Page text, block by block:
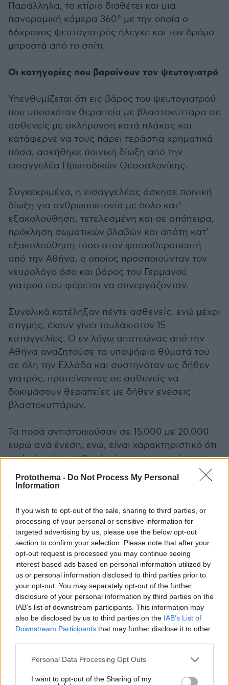
Protothema - Do Not Process My Personal
Information
If you wish to opt-out of the sale, sharing to third parties, or
processing of your personal or sensitive information for
targeted advertising by us, please use the below opt-out
section to confirm your selection. Please note that after your
opt-out request is processed you may continue seeing
interest-based ads based on personal information utilized by
us or personal information disclosed to third parties prior to
your opt-out. You may separately opt-out of the further
disclosure of your personal information by third parties on the
IAB’s list of downstream participants. This information may
also be disclosed by us to third parties on the IAB’s List of
Downstream Participants that may further disclose it to other
Please note that this website/app uses one or more Google
not limited to your visit or usage behaviour. You may click to
Personal Data Processing Opt Outs
I want to opt-out of the Sharing of my
Παράλληλα, το κτίριο διαθέτει και μια
πανοραμική κάμερα 360° με την οποία ο
66χρονος ψευτογιατρός ήλεγχε και τον δρόμο
μπροστά από το σπίτι.
Οι κατηγορίες που βαραίνουν τον ψευτογιατρό
Υπενθυμίζεται ότι εις βάρος του ψευτογιατρού
που υποσχόταν θεραπεία με βλαστοκύτταρα σε
ασθενείς με σκλήρυνση κατά πλάκας και
κατάφερνε να τους πάρει τεράστια χρηματικά
πόσα, ασκήθηκε ποινική δίωξη από την
εισαγγελέα Πρωτοδικών Θεσσαλονίκης.
Συγκεκριμένα, η εισαγγελέας άσκησε ποινική
δίωξη για ανθρωποκτονία με δόλο κατ’
εξακολούθηση, τετελεσμένη και σε απόπειρα,
πρόκληση σωματικών βλαβών και απάτη κατ’
εξακολούθηση τόσο στον φυσιοθεραπευτή
από την Αθήνα, ο οποίος προσποιούνταν τον
νευρολόγο όσο και βάρος του Γερμανού
γιατρού που φέρεται να συνεργάζονταν.
Συνολικά κατέληξαν πέντε ασθενείς, ενώ μέχρι
στιγμής, έχουν γίνει τουλάχιστον 15
καταγγελίες. Ο εν λόγω απατεώνας από την
Αθήνα αναζητούσε τα υποψήφια θύματά του
σε όλη την Ελλάδα και συστηνόταν ως δήθεν
γιατρός, προτείνοντας σε ασθενείς να
δοκιμάσουν θεραπείες με δήθεν ενέσεις
βλαστοκυττάρων.
Τα ποσά αντιστοιχούσαν σε 15.000 με 20.000
ευρώ ανά ένεση, ενώ, είναι χαρακτηριστικό ότι
από μία μόνο ασθενή φέρεται πως απέσπασε
περισσότερα από 150.000 ευρώ. Ο
φυσιοθεραπευτής που παρίστανε τον γιατρό,
ηλικιωμένο Γερμανό γιατρό που έχει έδρα το
ομόσπονδο κρατίδιο της Βάδης- Βυρτεμβέργης.
Το οφελος που είχαν αποκομίσει εκτιμάται ότι
είναι πάνω από 1 εκατομμύριο ευρώ, ενώ
θύματά τους υπάρχουν σε διάφορες περιοχές
στη χώρα.
Ειδήσεις σήμερα:
Στο μικροσκόπιο των Αρχών χειρόγραφες
σημειώσεις των 7 στην Πάτρα που «δείχνουν»
επιθέσεις